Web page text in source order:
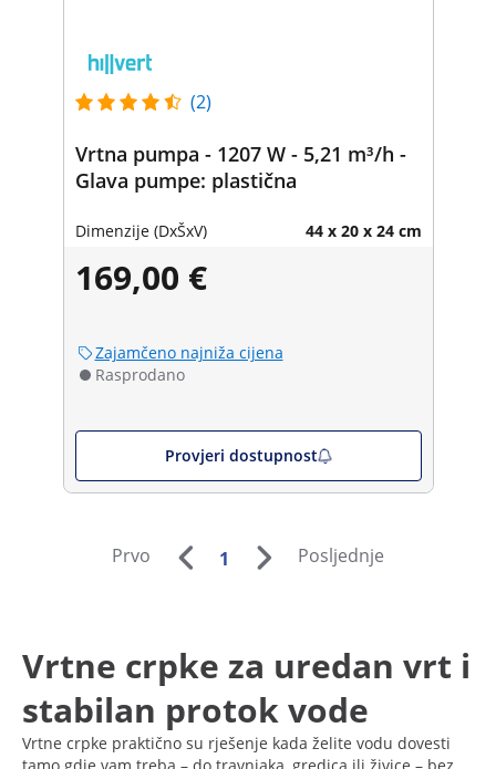
(2)
Vrtna pumpa - 1207 W - 5,21 m³/h -
Glava pumpe: plastična
Dimenzije (DxŠxV) 44 x 20 x 24 cm
169,00 €
Zajamčeno najniža cijena
Rasprodano
Provjeri dostupnost
Prvo 1 Posljednje
Vrtne crpke za uredan vrt i
stabilan protok vode
Vrtne crpke praktično su rješenje kada želite vodu dovesti